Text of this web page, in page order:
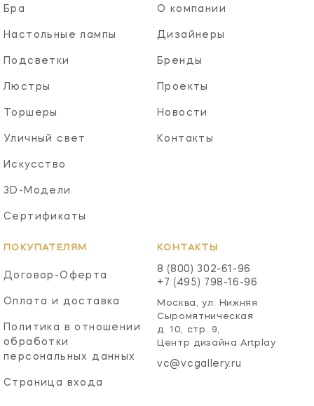
Бра
Настольные лампы
Подсветки
Люстры
Торшеры
Уличный свет
Искусство
3D-Модели
Сертификаты
О компании
Дизайнеры
Бренды
Проекты
Новости
Контакты
ПОКУПАТЕЛЯМ
Договор-Оферта
Оплата и доставка
Политика в отношении
обработки
персональных данных
Страница входа
КОНТАКТЫ
8 (800) 302-61-96
+7 (495) 798-16-96
Москва, ул. Нижняя
Сыромятническая
д. 10, стр. 9,
Центр дизайна Artplay
vc@vcgallery.ru